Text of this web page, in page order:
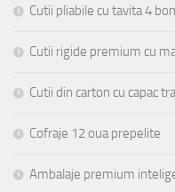
Cutii pliabile cu tavita 4
Cutii rigide premium cu
Cutii din carton cu capac
Cofraje 12 oua prepelite
Ambalaje premium